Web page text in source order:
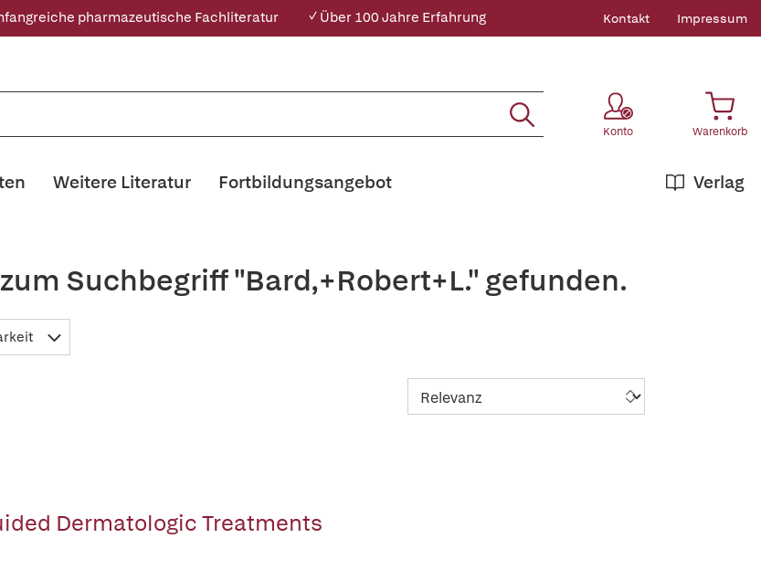
pharmazeutische Fachliteratur ✓ Über 100 Jahre Erfahrung Kontakt Impressum
Konto Warenkorb
Weitere Literatur Verlag
Fortbildungsangebot
Suchbegriff "Bard,+Robert+L." gefunden.
Dermatologic Treatments